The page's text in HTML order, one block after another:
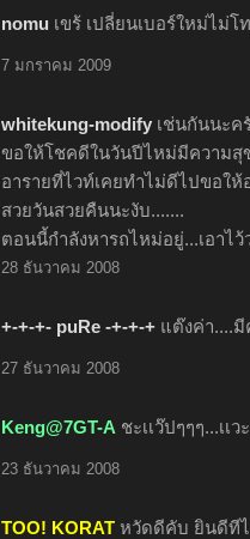
nomu เขร้ เปลี่ยนเบอร์ใหม่ไม่
7 มกราคม 2009
whitekung-modify เช่นกันนะค
ขอให้โชคดีในวันปีไหม่มีความสุ
อารายที่ไวท์เคยทำไม่ดีไปขอใ
สวยวันสวยคืนนะงับ.......
ตอนนี้กำลังหารถไหม่อยู่...เอาไ
28 ธันวาคม 2008
+-+-+- puRe -+-+-+ แต๊งค่า....
27 ธันวาคม 2008
Keng@7GT-A ชะเเว๊ปๆๆๆ...เเ
23 ธันวาคม 2008
TOO! KORAT หวัดดีคับ ยินดีที